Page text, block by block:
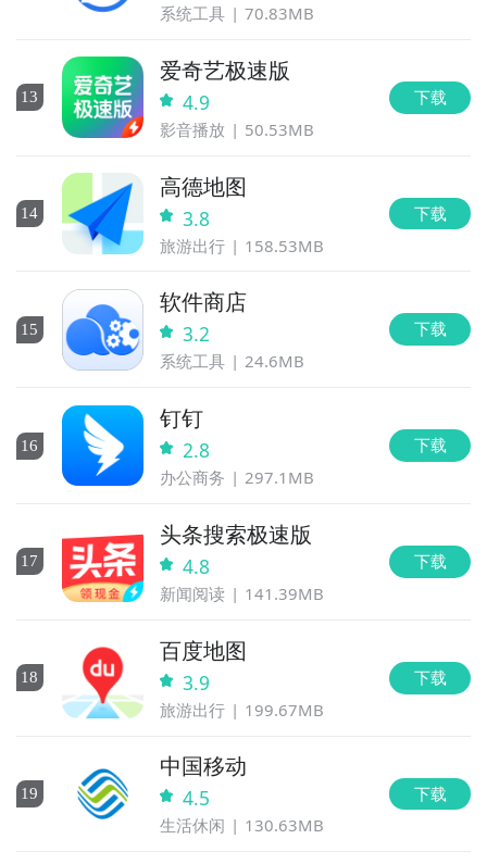
系统工具 70.83MB
13
爱奇艺极速版
4.9
影音播放 50.53MB
下载
14
高德地图
3.8
旅游出行 158.53MB
下载
15
软件商店
3.2
系统工具 24.6MB
下载
16
钉钉
2.8
办公商务 297.1MB
下载
17
头条搜索极速版
4.8
新闻阅读 141.39MB
下载
18
百度地图
3.9
旅游出行 199.67MB
下载
19
中国移动
4.5
生活休闲 130.63MB
下载